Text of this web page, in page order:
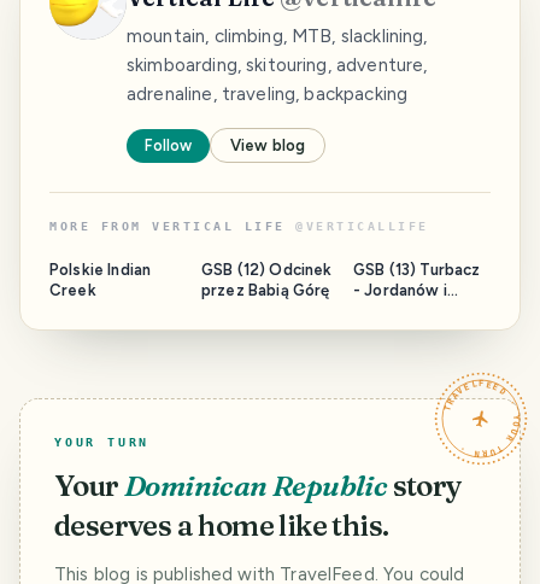
mountain, climbing, MTB, slacklining,
skimboarding, skitouring, adventure,
adrenaline, traveling, backpacking
Follow View blog
MORE FROM VERTICAL LIFE @ VERTICALLIFE
Polskie Indian
Creek
GSB (12) Odcinek
przez Babią Górę
GSB (13) Turbacz
- Jordanów i
Handlowej
TRAVELFEED · YOUR TURN ·
YOUR TURN
YourDominican Republicstory
deserves a home like this.
This blog is published with TravelFeed. You could